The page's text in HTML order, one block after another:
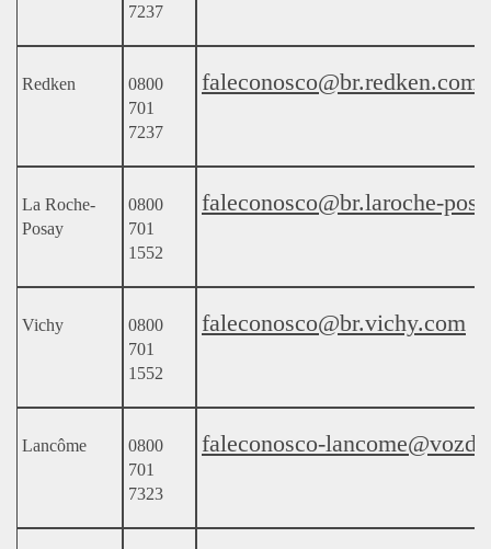
7237
Redken
0800
701
7237
faleconosco@br.redken.com
La Roche-
Posay
0800
701
1552
faleconosco@br.laroche-
Vichy
0800
701
1552
faleconosco@br.vichy.com
Lancôme
0800
701
7323
faleconosco-